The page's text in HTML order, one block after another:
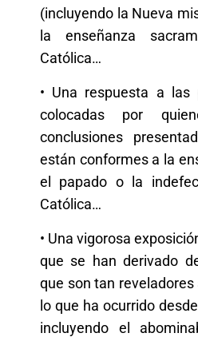
(incluyendo la Nueva
la enseñanza
Católica…
• Una respuesta a las
colocadas por
conclusiones
están conformes a la
el papado o la
Católica…
• Una vigorosa
que se han derivado
que son tan
lo que ha ocurrido
incluyendo el